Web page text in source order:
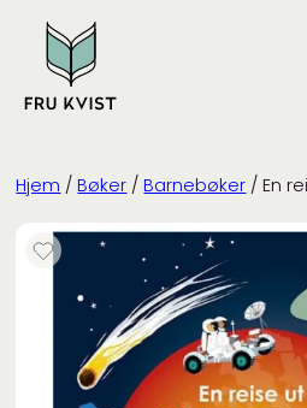
content
Hjem / Bøker / Barnebøker / En